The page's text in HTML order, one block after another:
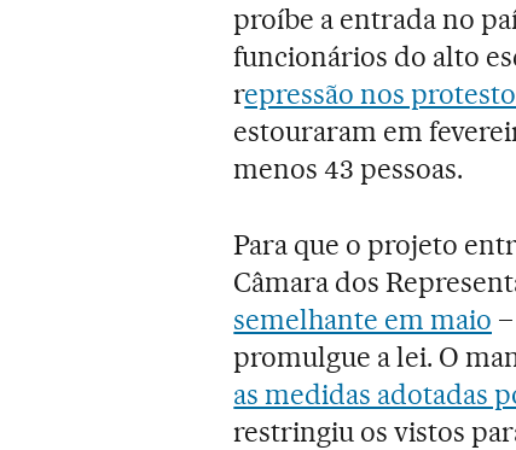
proíbe a entrada no
funcionários do alto
repressão nos
estouraram em
menos 43 pessoas.
Para que o projeto
Câmara dos
semelhante em maio
promulgue a lei. O
as medidas adotadas
restringiu os vistos